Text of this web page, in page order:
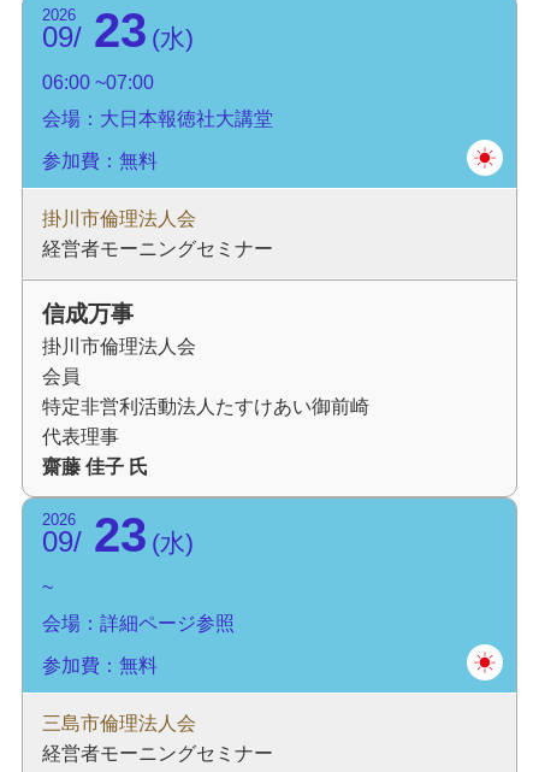
2026
09 23 水
06:00
07:00
会場：大日本報徳社大講堂
参加費：無料
掛川市倫理法人会
経営者モーニングセミナー
信成万事
掛川市倫理法人会
会員
特定非営利活動法人たすけあい御前崎
代表理事
齋藤 佳子 氏
2026
09 23 水
会場：詳細ページ参照
参加費：無料
三島市倫理法人会
経営者モーニングセミナー